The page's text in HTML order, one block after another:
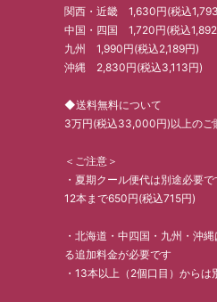
関西・近畿 1,630円(税込
中国・四国 1,720円(税込
九州 1,990円(税込2,189円)
沖縄 2,830円(税込3,113円)
◆送料無料について
3万円(税込33,000円)以上のご
＜ご注意＞
・夏期クール便代は別途必要
12本まで650円(税込715円)
・北海道・中四国・九州・沖
る追加料金が必要です
・13本以上（2個口目）から